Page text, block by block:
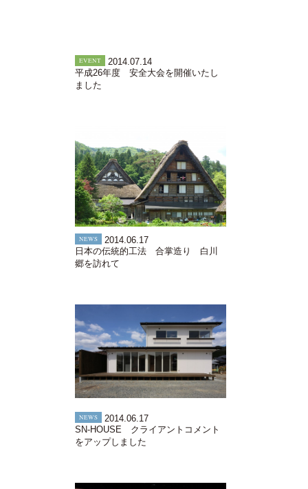
EVENT
2014.07.14
平成26年度 安全大会を開催いたし
ました
NEWS
2014.06.17
日本の伝統的工法 合掌造り 白川
郷を訪れて
NEWS
2014.06.17
SN-HOUSE クライアントコメント
をアップしました